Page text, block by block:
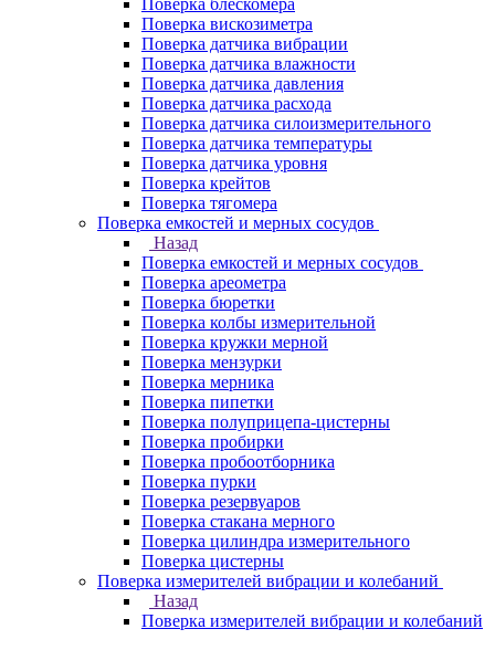
Поверка блескомера
Поверка вискозиметра
Поверка датчика вибрации
Поверка датчика влажности
Поверка датчика давления
Поверка датчика расхода
Поверка датчика силоизмерительного
Поверка датчика температуры
Поверка датчика уровня
Поверка крейтов
Поверка тягомера
Поверка емкостей и мерных сосудов
Назад
Поверка емкостей и мерных сосудов
Поверка ареометра
Поверка бюретки
Поверка колбы измерительной
Поверка кружки мерной
Поверка мензурки
Поверка мерника
Поверка пипетки
Поверка полуприцепа-цистерны
Поверка пробирки
Поверка пробоотборника
Поверка пурки
Поверка резервуаров
Поверка стакана мерного
Поверка цилиндра измерительного
Поверка цистерны
Поверка измерителей вибрации и колебаний
Назад
Поверка измерителей вибрации и колебаний